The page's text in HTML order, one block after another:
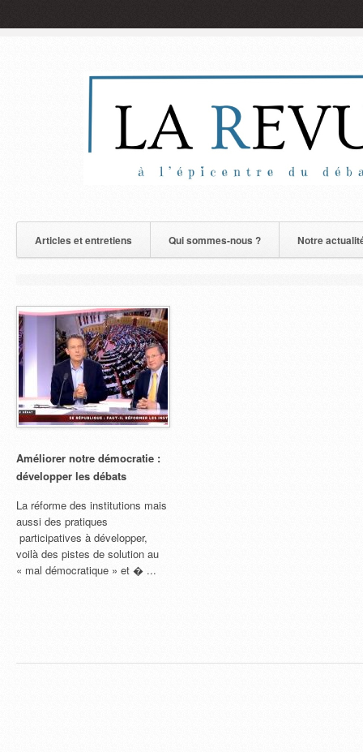
Articles et entretiens Qui sommes-nous ? Notre
Améliorer notre démocratie :
développer les débats
La réforme des institutions mais
aussi des pratiques
participatives à développer,
voilà des pistes de solution au
« mal démocratique » et � ...